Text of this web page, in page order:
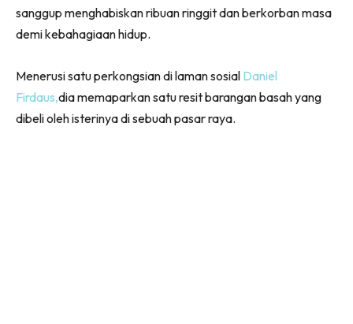
sanggup menghabiskan ribuan ringgit dan berkorban masa
demi kebahagiaan hidup.
Menerusi satu perkongsian di laman sosial Daniel
Firdaus,dia memaparkan satu resit barangan basah yang
dibeli oleh isterinya di sebuah pasar raya.